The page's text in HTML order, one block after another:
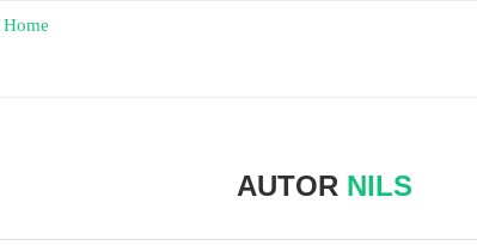
AUTOR NILS